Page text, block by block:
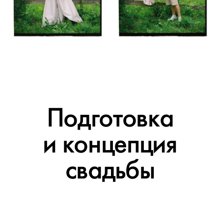
Подготовка
и концепция
свадьбы